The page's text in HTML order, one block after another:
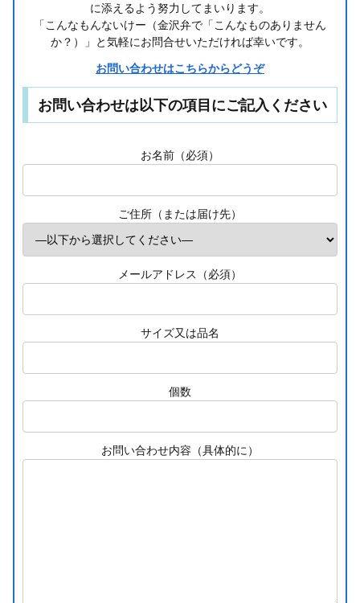
に添えるよう努力してまいります。
「こんなもんないけー（金沢弁で「こんなものありません
か？）」と気軽にお問合せいただければ幸いです。
お問い合わせはこちらからどうぞ
お問い合わせは以下の項目にご記入ください
お名前（必須）
ご住所（または届け先）
メールアドレス（必須）
サイズ又は品名
個数
お問い合わせ内容（具体的に）